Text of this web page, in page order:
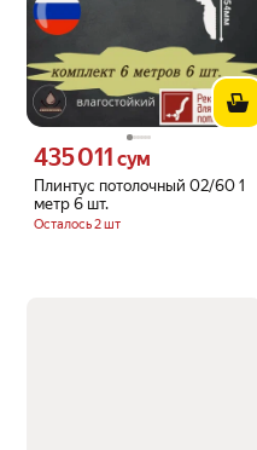
Плинтус потолочный 02/60 1
метр 6 шт.
Осталось 2 шт
Цена 435011 сум вместо
435 011 сум